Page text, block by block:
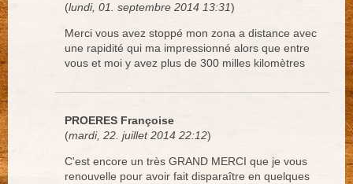
(lundi, 01. septembre 2014 13:31)
Merci vous avez stoppé mon zona a distance avec
une rapidité qui ma impressionné alors que entre
vous et moi y avez plus de 300 milles kilomètres
PROERES Françoise
(mardi, 22. juillet 2014 22:12)
C'est encore un très GRAND MERCI que je vous
renouvelle pour avoir fait disparaître en quelques